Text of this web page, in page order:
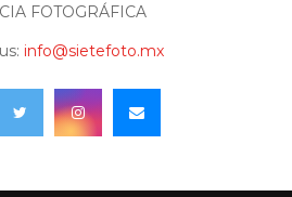
FOTOGRÁFICA
info@sietefoto.mx